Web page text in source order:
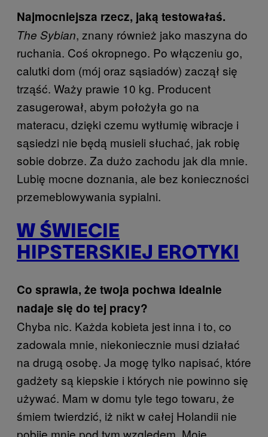
Najmocniejsza rzecz, jaką testowałaś.
The Sybian, znany również jako maszyna do
ruchania. Coś okropnego. Po włączeniu go,
calutki dom (mój oraz sąsiadów) zaczął się
trząść. Waży prawie 10 kg. Producent
zasugerował, abym położyła go na
materacu, dzięki czemu wytłumię wibracje i
sąsiedzi nie będą musieli słuchać, jak robię
sobie dobrze. Za dużo zachodu jak dla mnie.
Lubię mocne doznania, ale bez konieczności
przemeblowywania sypialni.
W ŚWIECIE
HIPSTERSKIEJ EROTYKI
Co sprawia, że twoja pochwa idealnie
nadaje się do tej pracy?
Chyba nic. Każda kobieta jest inna i to, co
zadowala mnie, niekoniecznie musi działać
na drugą osobę. Ja mogę tylko napisać, które
gadżety są kiepskie i których nie powinno się
używać. Mam w domu tyle tego towaru, że
śmiem twierdzić, iż nikt w całej Holandii nie